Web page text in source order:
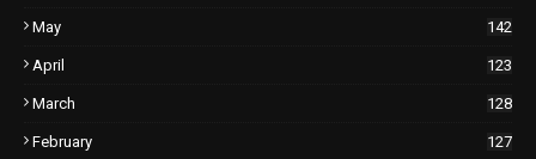
May 142
April 123
March 128
February 127